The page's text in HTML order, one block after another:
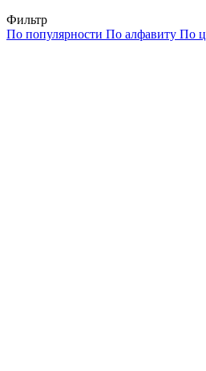
Фильтр
По популярности По алфавиту По